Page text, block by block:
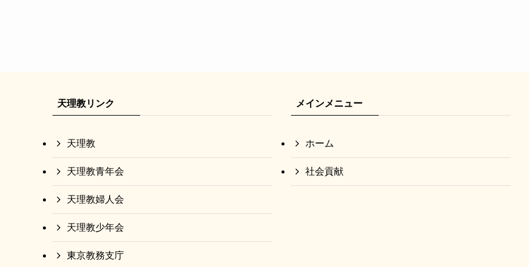
天理教リンク
天理教
天理教青年会
天理教婦人会
天理教少年会
東京教務支庁
メインメニュー
ホーム
社会貢献